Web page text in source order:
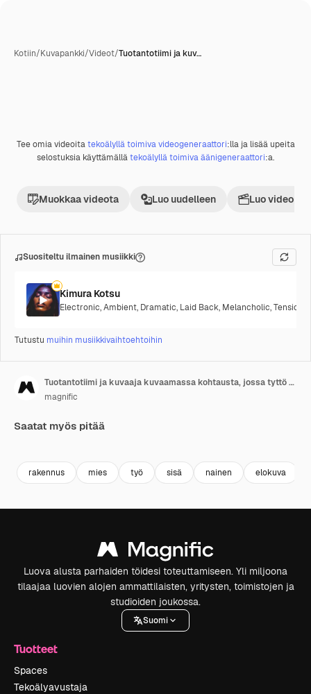
Kotiin/Kuvapankki/Videot/Tuotantotiimi ja kuv…
Tee omia videoitatekoälyllä toimiva videogeneraattori:lla ja lisää upeita
selostuksia käyttämällätekoälyllä toimiva äänigeneraattori:a.
Muokkaa videota Luo uudelleen Luo
Suositeltu ilmainen musiikki
Kimura Kotsu
Electronic,Ambient, Dramatic, Laid Back, Melancholic,Tension
Tutustu muihin musiikkivaihtoehtoihin
Tuotantotiimi ja kuvaaja kuvaamassa kohtausta, jossa tyttö yrittää paeta ikkunasta raunioituneessa rakennuksessa 1
magnific
Saatat myös pitää
rakennus mies työ sisä nainen elokuva
Luova alusta parhaiden töidesi toteuttamiseen. Yli miljoona
tilaajaa luovien alojen ammattilaisten, yritysten, toimistojen ja
studioiden joukossa.
Suomi
Tuotteet
Spaces
Tekoälyavustaja